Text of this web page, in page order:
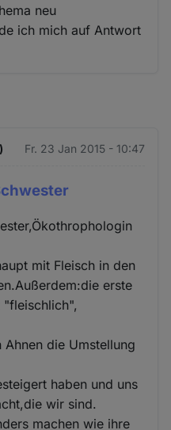
neu
ich mich auf Antwort
Fr. 23 Jan 2015 - 10:47
mit Fleisch in den
erste
"fleischlich",
die Umstellung
haben und uns
wir sind.
machen wie ihre